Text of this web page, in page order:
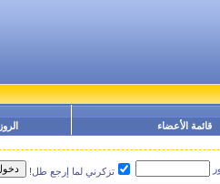
قائمة الأعضاء
تزكرني لما إرجع طل!